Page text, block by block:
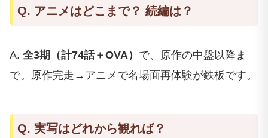
Q. アニメはどこまで？ 続編は？
A. 全3期（計74話＋OVA） で、原作の中盤以降ま
で。原作完走→アニメで名場面再体験が鉄板です。
Q. 実写はどれから観れば？